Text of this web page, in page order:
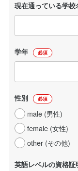
現在通っている学校
学年 必須
性別 必須
male (男性)
female (女性)
other (その他)
英語レベルの資格